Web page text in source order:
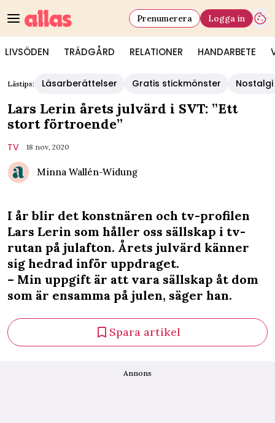
LIVSÖDEN TRÄDGÅRD RELATIONER HANDARBETE
Prenumerera Logga in
Lästips: Läsarberättelser Gratis stickmönster Nostalgi
Lars Lerin årets julvärd i SVT: ”Ett
stort förtroende”
TV 18 nov, 2020
Minna Wallén-Widung
I år blir det konstnären och tv-profilen
Lars Lerin som håller oss sällskap i tv-
rutan på julafton. Årets julvärd känner
sig hedrad inför uppdraget.
– Min uppgift är att vara sällskap åt dom
som är ensamma på julen, säger han.
Spara artikel
Annons